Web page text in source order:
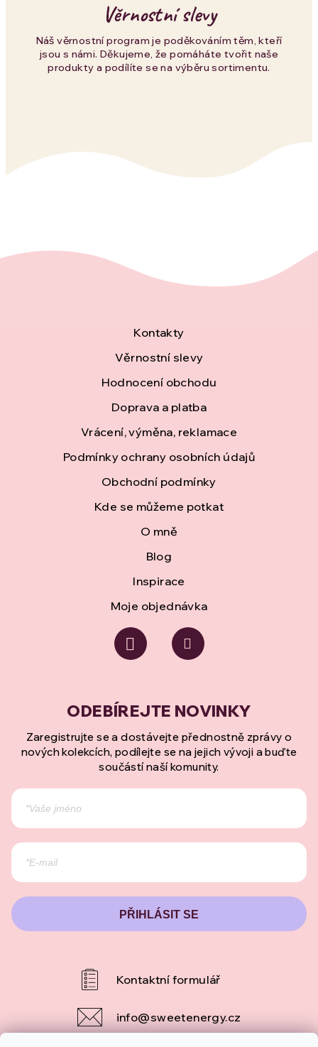
Věrnostní slevy
Náš věrnostní program je poděkováním těm, kteří
jsou s námi. Děkujeme, že pomáháte tvořit naše
produkty a podílíte se na výběru sortimentu.
Kontakty
Věrnostní slevy
Hodnocení obchodu
Doprava a platba
Vrácení, výměna, reklamace
Podmínky ochrany osobních údajů
Obchodní podmínky
Kde se můžeme potkat
O mně
Blog
Inspirace
Moje objednávka
Zaregistrujte se a dostávejte přednostně zprávy o
nových kolekcích, podílejte se na jejich vývoji a buďte
součástí naší komunity.
PŘIHLÁSIT SE
info@sweetenergy.cz